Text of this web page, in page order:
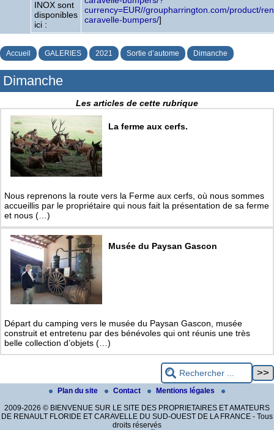
INOX sont
disponibles
ici :
currency=EUR//groupharrington.com/product/
caravelle-bumpers/]
Accueil GALERIES 2021 Sortie d’autome Dimanche
Dimanche
Les articles de cette rubrique
La ferme aux cerfs.
Nous reprenons la route vers la Ferme aux cerfs, où nous sommes
accueillis par le propriétaire qui nous fait la présentation de sa ferme
et nous (…)
Musée du Paysan Gascon
Départ du camping vers le musée du Paysan Gascon, musée
construit et entretenu par des bénévoles qui ont réunis une très
belle collection d’objets (…)
Plan du site Contact
Mentions légales
2009-2026 © BIENVENUE SUR LE SITE DES PROPRIETAIRES ET AMATEURS
DE RENAULT FLORIDE ET CARAVELLE DU SUD-OUEST DE LA FRANCE - Tous
droits réservés